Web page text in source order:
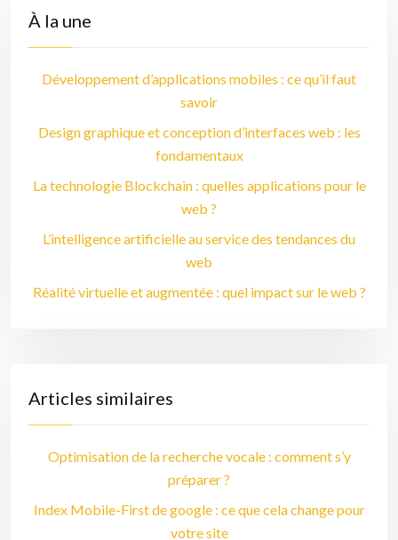
À la une
Développement d’applications mobiles : ce qu’il faut
savoir
Design graphique et conception d’interfaces web : les
fondamentaux
La technologie Blockchain : quelles applications pour le
web ?
L’intelligence artificielle au service des tendances du
web
Réalité virtuelle et augmentée : quel impact sur le web ?
Articles similaires
Optimisation de la recherche vocale : comment s’y
préparer ?
Index Mobile-First de google : ce que cela change pour
votre site